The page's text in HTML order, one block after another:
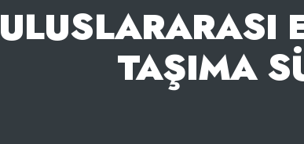
ULUSLARARASI
TAŞIMA